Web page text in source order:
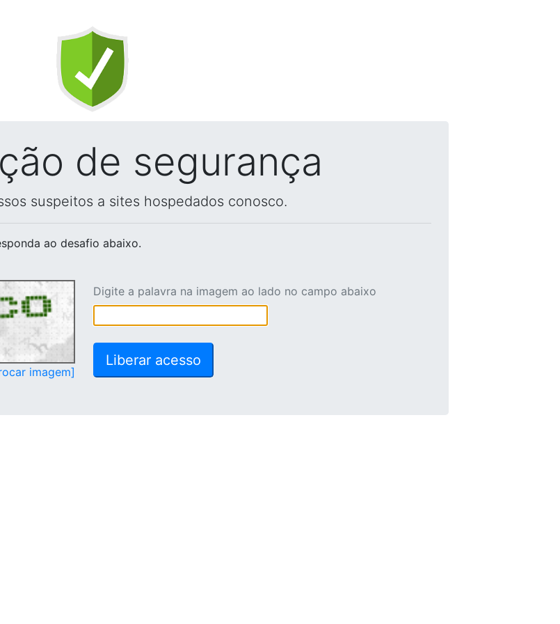
de segurança
suspeitos a sites hospedados conosco.
ao desafio abaixo.
imagem]
Digite a palavra na imagem ao lado no campo abaixo